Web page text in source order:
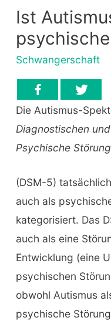
Ist
Schwangerschaft
Die Autismus-
Diagnostischen
Psychische
(DSM-5)
auch als
kategorisiert. Das
auch als eine
Entwicklung (eine
psychischen
obwohl Autismus
psychische